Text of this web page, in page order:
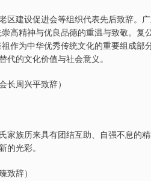
区建设促进会等组织代表先后致辞。
高精神与优良品德的重温与致敬。
作为中华优秀传统文化的重要组成部
的文化价值与社会意义。
长周兴平致辞）
家族历来具有团结互助、自强不息的
光彩。
致辞）